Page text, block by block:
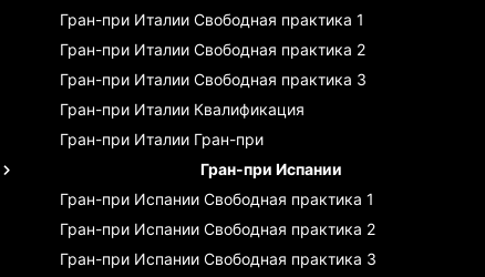
Гран-при Италии Свободная практика 1
Гран-при Италии Свободная практика 2
Гран-при Италии Свободная практика 3
Гран-при Италии Квалификация
Гран-при Италии Гран-при
Гран-при Испании
Гран-при Испании Свободная практика 1
Гран-при Испании Свободная практика 2
Гран-при Испании Свободная практика 3